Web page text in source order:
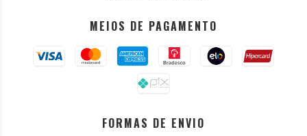
MEIOS DE PAGAMENTO
FORMAS DE ENVIO